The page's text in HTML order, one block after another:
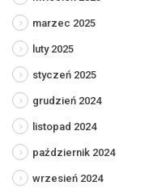
marzec 2025
luty 2025
styczeń 2025
grudzień 2024
listopad 2024
październik 2024
wrzesień 2024